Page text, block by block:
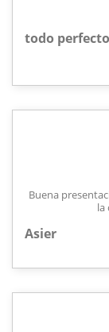
todo perfecto
Buena
la
Asier